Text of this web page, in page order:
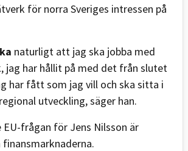
för norra Sveriges intressen på
naturligt att jag ska jobba med
jag har hållit på med det från slutet
har fått som jag vill och ska sitta i
utveckling, säger han.
EU-frågan för Jens Nilsson är